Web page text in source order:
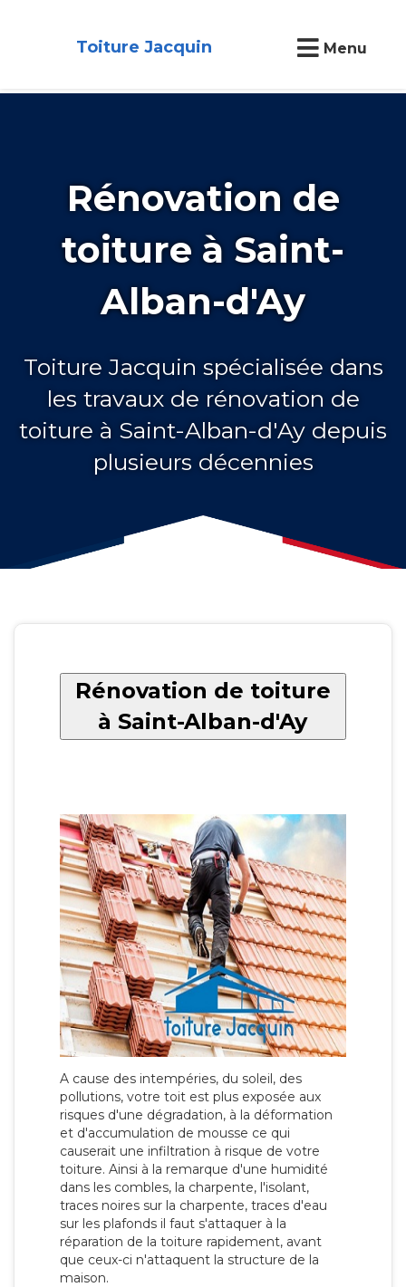
Toiture Jacquin Menu
Rénovation de
toiture à Saint-
Alban-d'Ay
Toiture Jacquin spécialisée dans
les travaux de rénovation de
toiture à Saint-Alban-d'Ay depuis
plusieurs décennies
Rénovation de toiture
à Saint-Alban-d'Ay
A cause des intempéries, du soleil, des
pollutions, votre toit est plus exposée aux
risques d'une dégradation, à la déformation
et d'accumulation de mousse ce qui
causerait une infiltration à risque de votre
toiture. Ainsi à la remarque d'une humidité
dans les combles, la charpente, l'isolant,
traces noires sur la charpente, traces d'eau
sur les plafonds il faut s'attaquer à la
réparation de la toiture rapidement, avant
que ceux-ci n'attaquent la structure de la
maison.